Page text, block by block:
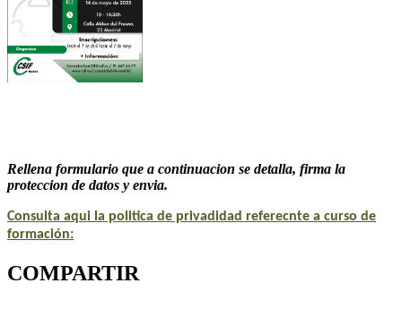
Rellena formulario que a continuacion se detalla, firma la
proteccion de datos y envia.
Consulta aqui la politica de privadidad referecnte a curso de
formación:
COMPARTIR